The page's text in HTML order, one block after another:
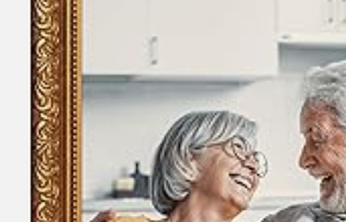
BAROCK
VINTAGE
RAHMEN
IM